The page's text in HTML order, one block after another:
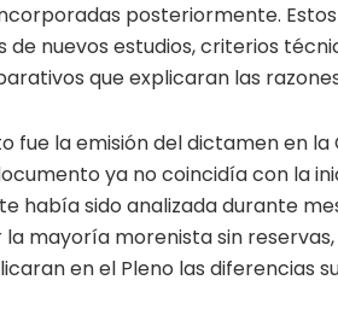
posteriormente.
de nuevos estudios, criterios
que explicaran las
fue la emisión del dictamen en
ya no coincidía con la
había sido analizada durante
mayoría morenista sin
en el Pleno las diferencias